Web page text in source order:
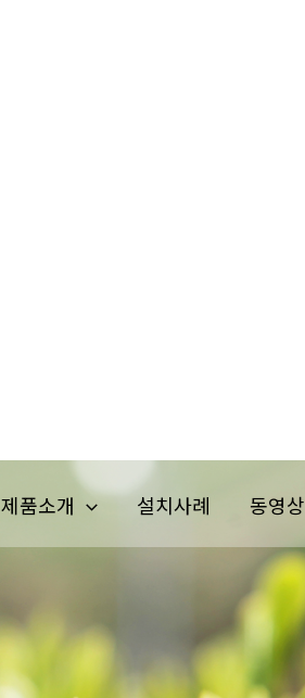
제품소개 설치사례 동영상